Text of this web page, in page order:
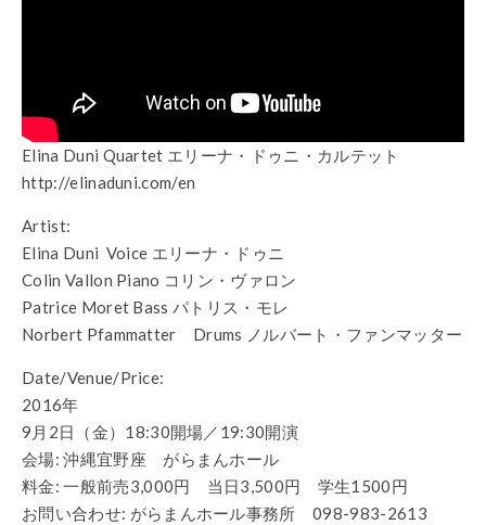
Elina Duni Quartet エリーナ・ドゥニ・カルテット
http://elinaduni.com/en
Artist:
Elina Duni Voice エリーナ・ドゥニ
Colin Vallon Piano コリン・ヴァロン
Patrice Moret Bass パトリス・モレ
Norbert Pfammatter Drums ノルバート・ファンマッター
Date/Venue/Price:
2016年
9月2日（金）18:30開場／19:30開演
会場: 沖縄宜野座 がらまんホール
料金: 一般前売3,000円 当日3,500円 学生1500円
お問い合わせ: がらまんホール事務所 098-983-2613